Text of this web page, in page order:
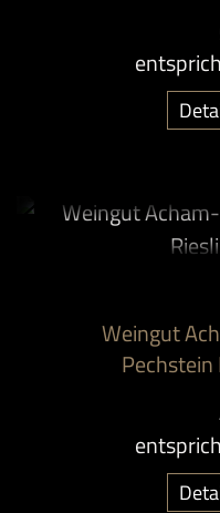
Weingut
Pechstein